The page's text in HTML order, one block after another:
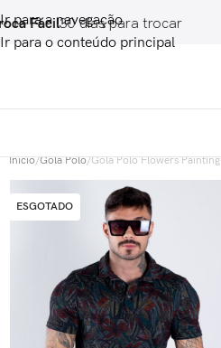
Ir para a navegação
Ir para o conteúdo principal
30 dias para trocar
Início/Gola Polo/Gola Polo Flowers Painting
ESGOTADO